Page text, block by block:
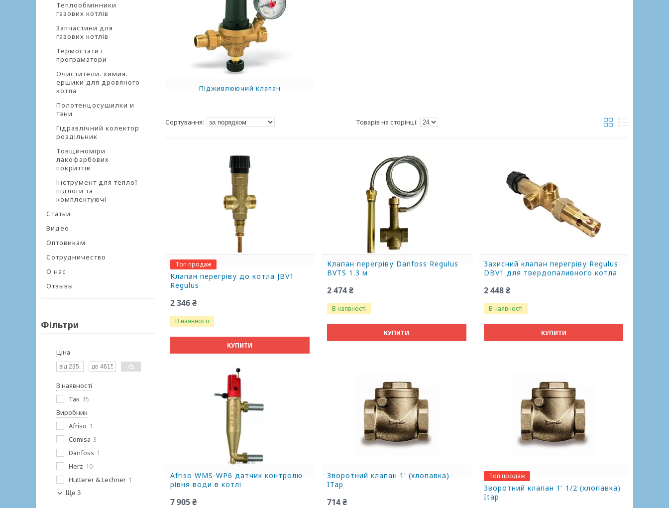
Теплообмінники
газових котлів
Запчастини для
газових котлів
Термостати і
програматори
Очистители. химия.
ершики для дровяного
котла
Полотенцосушилки и
тэни
Гідравлічний колектор
роздільник
Товщиноміри
лакофарбових
покриттів
Інструмент для теплої
підлоги та
комплектуючі
Статьи
Видео
Оптовикам
Сотрудничество
О нас
Отзывы
Фільтри
Ціна
В наявності
Так 15
Виробник
Afriso 1
Comisa 3
Danfoss 1
Herz 10
Hutterer & Lechner 1
Ще 3
Підживлюючий клапан
Топ продаж
Клапан перегріву до котла JBV1
Regulus
2 346 ₴
В наявності
КУПИТИ
Клапан перегріву Danfoss Regulus
BVTS 1.3 м
2 474 ₴
В наявності
КУПИТИ
Захисний клапан перегріву Regulus
DBV1 для твердопаливного котла
2 448 ₴
В наявності
КУПИТИ
Afriso WMS-WP6 датчик контролю
рівня води в котлі
7 905 ₴
Зворотний клапан 1' (хлопавка)
ITap
714 ₴
Топ продаж
Зворотний клапан 1' 1/2 (хлопавка)
Itap